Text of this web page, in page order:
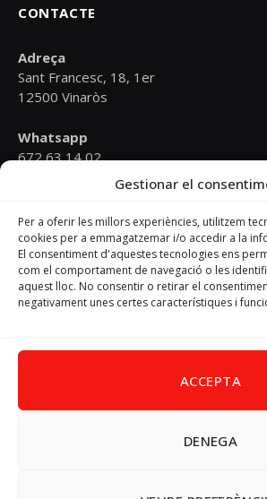
Gestionar el
Per a oferir les millors experiències, utilitzem
cookies per a emmagatzemar i/o accedir a la
El consentiment d'aquestes tecnologies ens
com el comportament de navegació o les
aquest lloc. No consentir o retirar el
negativament unes certes característiques i
ACCEPTA
DENEGA
CONTACTE
Adreça
Sant Francesc, 18, 1er
12500 Vinaròs
Whatsapp
672 63 14 02
psoevinaros@gmail.com
Horari
Dilluns de 19:00 a 20:30 h